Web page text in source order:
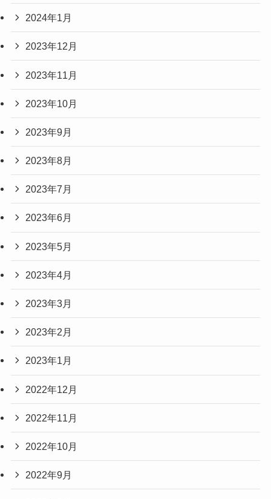
2024年1月
2023年12月
2023年11月
2023年10月
2023年9月
2023年8月
2023年7月
2023年6月
2023年5月
2023年4月
2023年3月
2023年2月
2023年1月
2022年12月
2022年11月
2022年10月
2022年9月